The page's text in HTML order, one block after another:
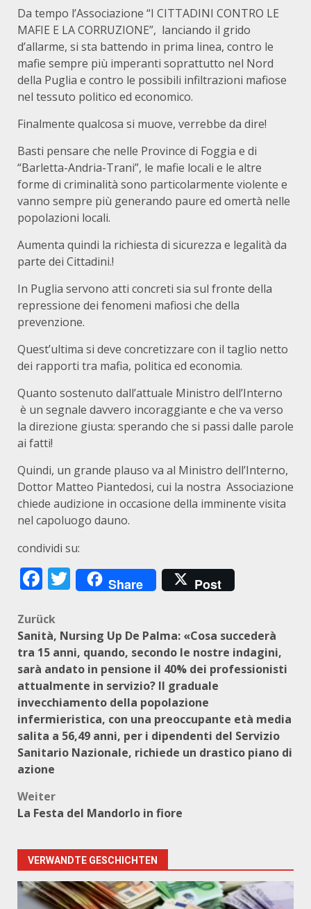
Da tempo l’Associazione “I CITTADINI CONTRO LE
MAFIE E LA CORRUZIONE”, lanciando il grido
d’allarme, si sta battendo in prima linea, contro le
mafie sempre più imperanti soprattutto nel Nord
della Puglia e contro le possibili infiltrazioni mafiose
nel tessuto politico ed economico.
Finalmente qualcosa si muove, verrebbe da dire!
Basti pensare che nelle Province di Foggia e di
“Barletta-Andria-Trani”, le mafie locali e le altre
forme di criminalità sono particolarmente violente e
vanno sempre più generando paure ed omertà nelle
popolazioni locali.
Aumenta quindi la richiesta di sicurezza e legalità da
parte dei Cittadini.!
In Puglia servono atti concreti sia sul fronte della
repressione dei fenomeni mafiosi che della
prevenzione.
Quest’ultima si deve concretizzare con il taglio netto
dei rapporti tra mafia, politica ed economia.
Quanto sostenuto dall’attuale Ministro dell’Interno
è un segnale davvero incoraggiante e che va verso
la direzione giusta: sperando che si passi dalle parole
ai fatti!
Quindi, un grande plauso va al Ministro dell’Interno,
Dottor Matteo Piantedosi, cui la nostra Associazione
chiede audizione in occasione della imminente visita
nel capoluogo dauno.
condividi su:
Facebook
Twitter
Share Post
Beitragsnavigation
Zurück
Sanità, Nursing Up De Palma: «Cosa succederà
tra 15 anni, quando, secondo le nostre indagini,
sarà andato in pensione il 40% dei professionisti
attualmente in servizio? Il graduale
invecchiamento della popolazione
infermieristica, con una preoccupante età media
salita a 56,49 anni, per i dipendenti del Servizio
Sanitario Nazionale, richiede un drastico piano di
azione
Weiter
La Festa del Mandorlo in fiore
VERWANDTE GESCHICHTEN